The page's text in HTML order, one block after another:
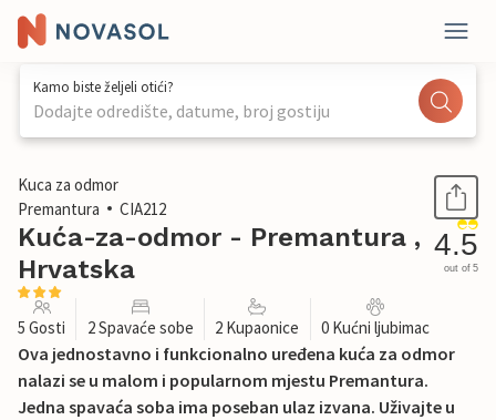
Kamo biste željeli otići?
Dodajte odredište, datume, broj gostiju
1 / 27
Kuca za odmor
Premantura
CIA212
Kuća-za-odmor - Premantura ,
Hrvatska
4.5
out of 5
5 Gosti 2 Spavaće sobe 2 Kupaonice 0 Kućni ljubimac
Ova jednostavno i funkcionalno uređena kuća za odmor
nalazi se u malom i popularnom mjestu Premantura.
Jedna spavaća soba ima poseban ulaz izvana. Uživajte u